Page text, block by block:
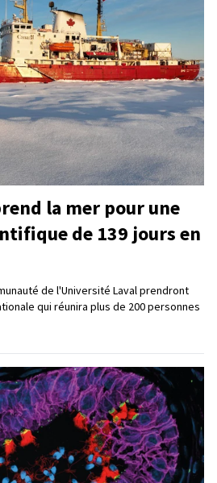
la mer pour une
de 139 jours en
de l'Université Laval prendront
qui réunira plus de 200 personnes